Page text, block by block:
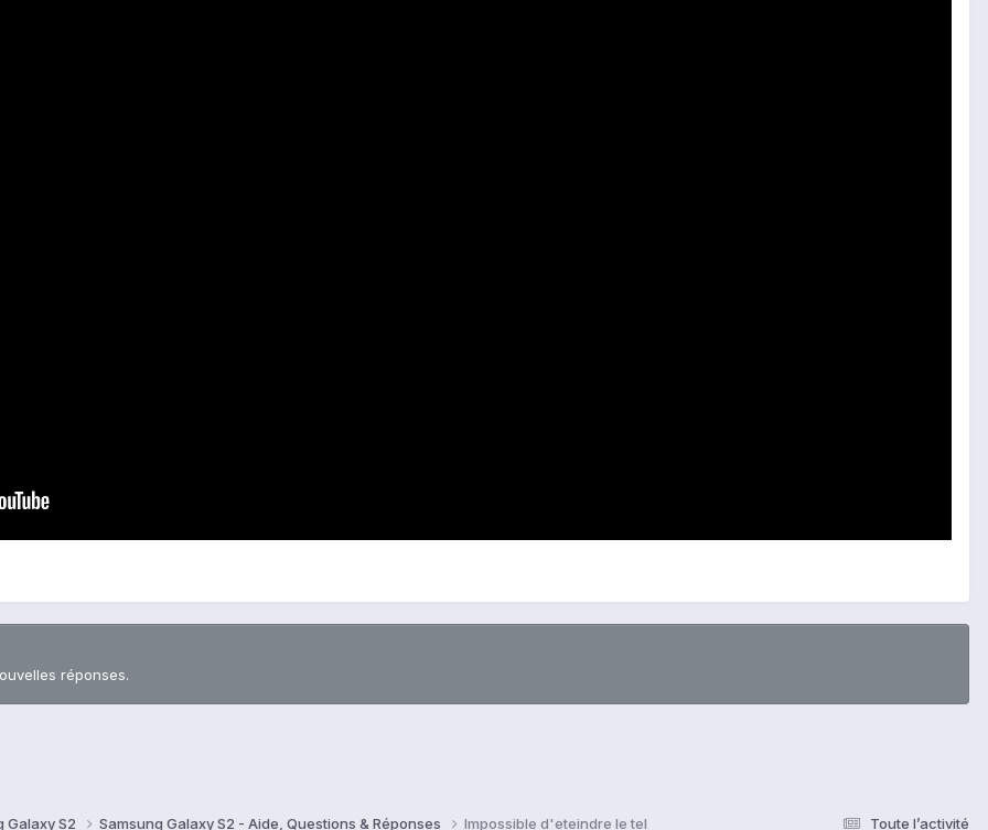
réponses.
Toute l’activité
Galaxy S2 Samsung Galaxy S2 - Aide, Questions & Réponses Impossible d'eteindre le tel